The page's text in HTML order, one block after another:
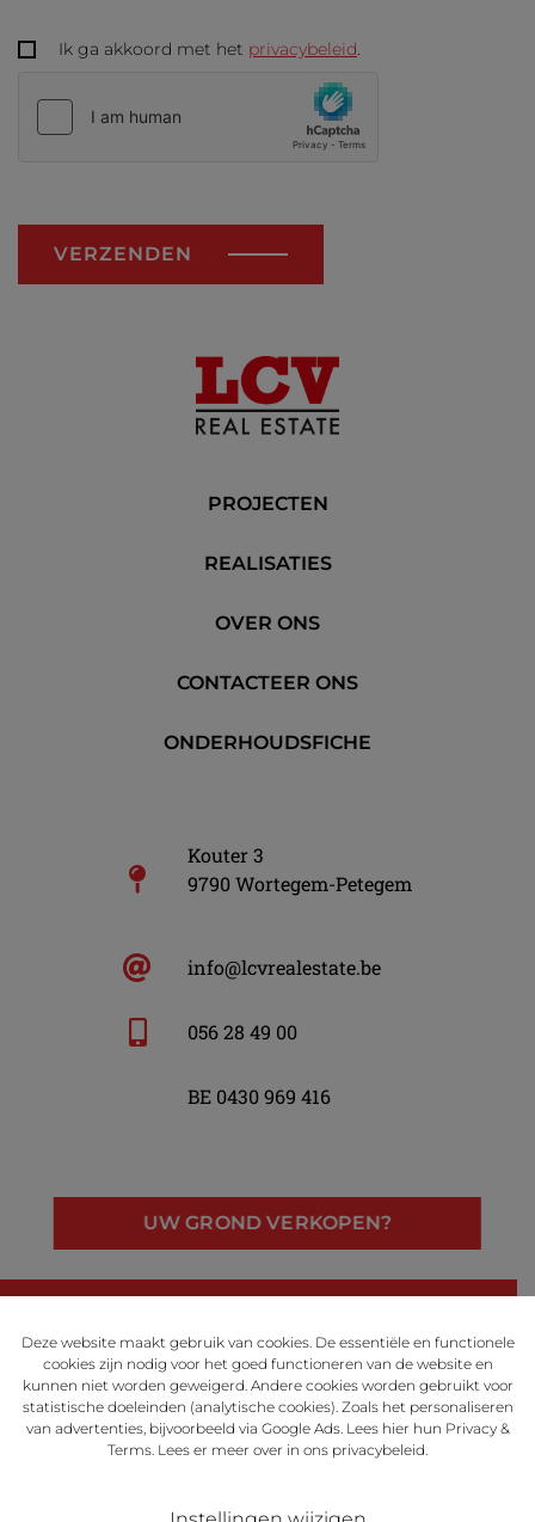
Ik ga akkoord met het privacybeleid.
VERZENDEN
PROJECTEN
REALISATIES
OVER ONS
CONTACTEER ONS
ONDERHOUDSFICHE
Kouter 3
9790 Wortegem-Petegem
info@lcvrealestate.be
056 28 49 00
BE 0430 969 416
UW GROND VERKOPEN?
Powered by
Deze website maakt gebruik van cookies. De essentiële en functionele
cookies zijn nodig voor het goed functioneren van de website en
kunnen niet worden geweigerd. Andere cookies worden gebruikt voor
statistische doeleinden (analytische cookies). Zoals het personaliseren
van advertenties, bijvoorbeeld via Google Ads. Lees hier hun Privacy &
Terms. Lees er meer over in ons privacybeleid.